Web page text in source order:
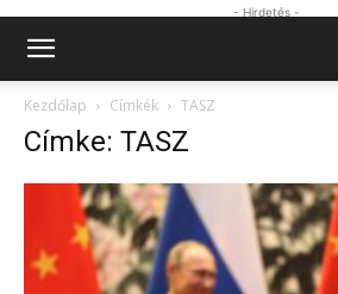
- Hirdetés -
Kezdőlap Címkék TASZ
Címke: TASZ